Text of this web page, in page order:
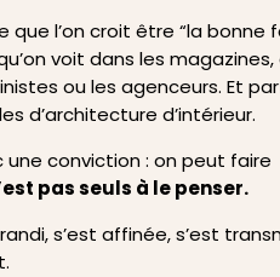
que l’on croit être “la bonne
voit dans les magazines,
ou les agenceurs. Et
d’architecture d’intérieur.
une conviction : on peut faire
pas seuls à le penser.
s’est affinée, s’est